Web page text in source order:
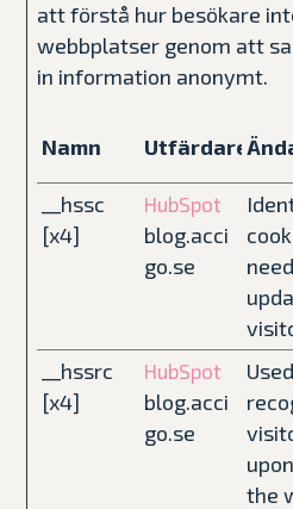
att förstå hur besökare
webbplatser genom att
in information anonymt.
Namn Utfärdare
__hssc
[x4]
HubSpot
blog.acci
go.se
__hssrc
[x4]
HubSpot
blog.acci
go.se
the